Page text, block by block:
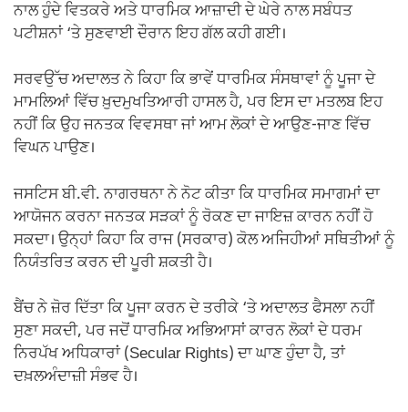
ਨਾਲ ਹੁੰਦੇ ਵਿਤਕਰੇ ਅਤੇ ਧਾਰਮਿਕ ਆਜ਼ਾਦੀ ਦੇ ਘੇਰੇ ਨਾਲ ਸਬੰਧਤ
ਪਟੀਸ਼ਨਾਂ ‘ਤੇ ਸੁਣਵਾਈ ਦੌਰਾਨ ਇਹ ਗੱਲ ਕਹੀ ਗਈ।
ਸਰਵਉੱਚ ਅਦਾਲਤ ਨੇ ਕਿਹਾ ਕਿ ਭਾਵੇਂ ਧਾਰਮਿਕ ਸੰਸਥਾਵਾਂ ਨੂੰ ਪੂਜਾ ਦੇ
ਮਾਮਲਿਆਂ ਵਿੱਚ ਖ਼ੁਦਮੁਖਤਿਆਰੀ ਹਾਸਲ ਹੈ, ਪਰ ਇਸ ਦਾ ਮਤਲਬ ਇਹ
ਨਹੀਂ ਕਿ ਉਹ ਜਨਤਕ ਵਿਵਸਥਾ ਜਾਂ ਆਮ ਲੋਕਾਂ ਦੇ ਆਉਣ-ਜਾਣ ਵਿੱਚ
ਵਿਘਨ ਪਾਉਣ।
ਜਸਟਿਸ ਬੀ.ਵੀ. ਨਾਗਰਥਨਾ ਨੇ ਨੋਟ ਕੀਤਾ ਕਿ ਧਾਰਮਿਕ ਸਮਾਗਮਾਂ ਦਾ
ਆਯੋਜਨ ਕਰਨਾ ਜਨਤਕ ਸੜਕਾਂ ਨੂੰ ਰੋਕਣ ਦਾ ਜਾਇਜ਼ ਕਾਰਨ ਨਹੀਂ ਹੋ
ਸਕਦਾ। ਉਨ੍ਹਾਂ ਕਿਹਾ ਕਿ ਰਾਜ (ਸਰਕਾਰ) ਕੋਲ ਅਜਿਹੀਆਂ ਸਥਿਤੀਆਂ ਨੂੰ
ਨਿਯੰਤਰਿਤ ਕਰਨ ਦੀ ਪੂਰੀ ਸ਼ਕਤੀ ਹੈ।
ਬੈਂਚ ਨੇ ਜ਼ੋਰ ਦਿੱਤਾ ਕਿ ਪੂਜਾ ਕਰਨ ਦੇ ਤਰੀਕੇ ‘ਤੇ ਅਦਾਲਤ ਫੈਸਲਾ ਨਹੀਂ
ਸੁਣਾ ਸਕਦੀ, ਪਰ ਜਦੋਂ ਧਾਰਮਿਕ ਅਭਿਆਸਾਂ ਕਾਰਨ ਲੋਕਾਂ ਦੇ ਧਰਮ
ਨਿਰਪੱਖ ਅਧਿਕਾਰਾਂ (Secular Rights) ਦਾ ਘਾਣ ਹੁੰਦਾ ਹੈ, ਤਾਂ
ਦਖ਼ਲਅੰਦਾਜ਼ੀ ਸੰਭਵ ਹੈ।